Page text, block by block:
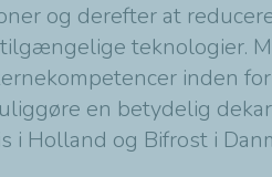
og derefter at
teknologier.
inden
en betydelig
i Holland og Bifrost i